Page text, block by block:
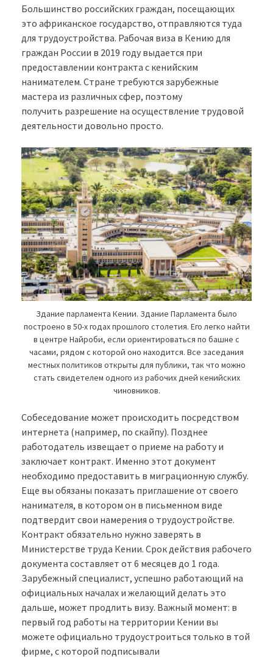
Большинство российских граждан, посещающих
это африканское государство, отправляются туда
для трудоустройства. Рабочая виза в Кению для
граждан России в 2019 году выдается при
предоставлении контракта с кенийским
нанимателем. Стране требуются зарубежные
мастера из различных сфер, поэтому
получить разрешение на осуществление трудовой
деятельности довольно просто.
Здание парламента Кении. Здание Парламента было
построено в 50-х годах прошлого столетия. Его легко найти
в центре Найроби, если ориентироваться по башне с
часами, рядом с которой оно находится. Все заседания
местных политиков открыты для публики, так что можно
стать свидетелем одного из рабочих дней кенийских
чиновников.
Собеседование может происходить посредством
интернета (например, по скайпу). Позднее
работодатель извещает о приеме на работу и
заключает контракт. Именно этот документ
необходимо предоставить в миграционную службу.
Еще вы обязаны показать приглашение от своего
нанимателя, в котором он в письменном виде
подтвердит свои намерения о трудоустройстве.
Контракт обязательно нужно заверять в
Министерстве труда Кении. Срок действия рабочего
документа составляет от 6 месяцев до 1 года.
Зарубежный специалист, успешно работающий на
официальных началах и желающий делать это
дальше, может продлить визу. Важный момент: в
первый год работы на территории Кении вы
можете официально трудоустроиться только в той
фирме, с которой подписывали